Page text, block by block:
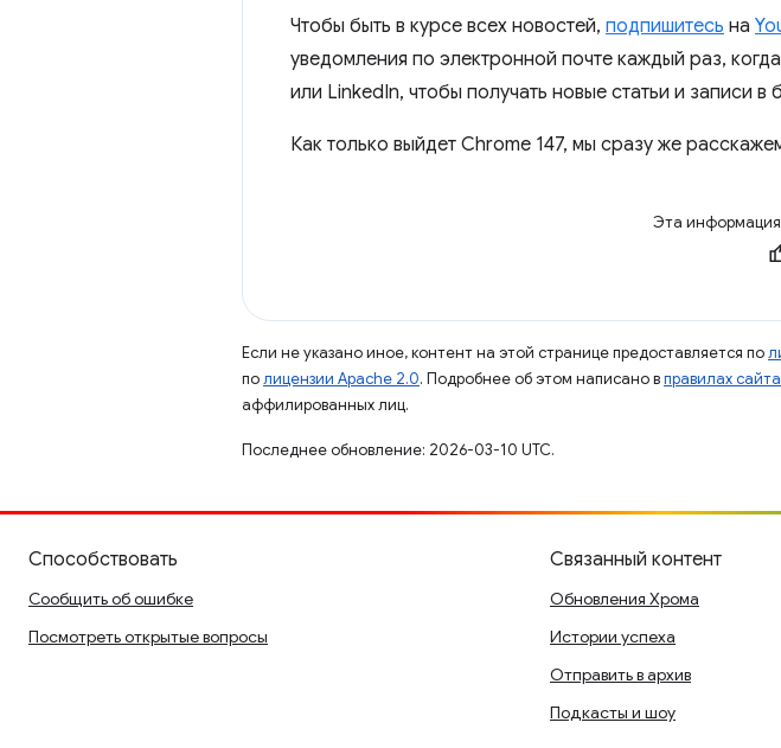
Чтобы быть в курсе всех новостей, подпишитесь на
уведомления по электронной почте каждый раз,
или LinkedIn, чтобы получать новые статьи и записи в
Как только выйдет Chrome 147, мы сразу же
Эта информация
Если не указано иное, контент на этой странице предоставляется по
полицензии Apache 2.0. Подробнее об этом написано вправилах сайта
аффилированных лиц.
Последнее обновление: 2026-03-10 UTC.
Способствовать
Сообщить об ошибке
Посмотреть открытые вопросы
Связанный контент
Обновления Хрома
Истории успеха
Отправить в архив
Подкасты и шоу